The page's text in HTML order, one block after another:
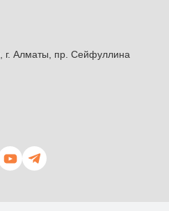
г. Алматы, пр. Сейфуллина